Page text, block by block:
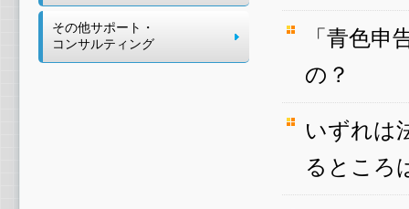
「青色
の？
いずれは
るところ
その他サポート・
コンサルティング